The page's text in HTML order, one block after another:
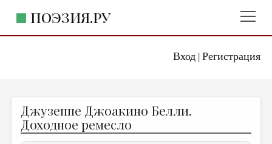
Вход| Регистрация
ПОЭЗИЯ.РУ
ЖАНРЫ
АВТОРЫ
Джузеппе Джоакино Белли.
Доходное ремесло